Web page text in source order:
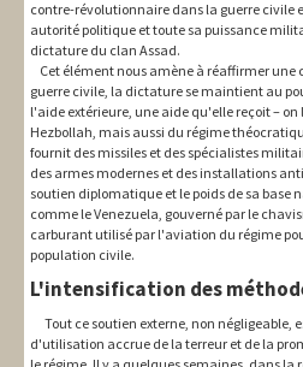
contre-révolutionnaire dans la guerre civile
autorité politique et toute sa puissance
dictature du clan Assad.
Cet élément nous amène à réaffirmer une
guerre civile, la dictature se maintient au
l'aide extérieure, une aide qu'elle reçoit –
Hezbollah, mais aussi du régime
fournit des missiles et des spécialistes
des armes modernes et des installations
soutien diplomatique et le poids de sa base
comme le Venezuela, gouverné par le
carburant utilisé par l'aviation du régime
population civile.
L'intensification des
Tout ce soutien externe, non négligeable,
d'utilisation accrue de la terreur et de la